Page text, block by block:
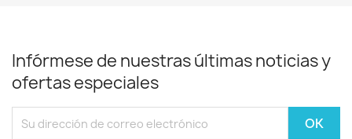
Infórmese de nuestras últimas noticias y
ofertas especiales